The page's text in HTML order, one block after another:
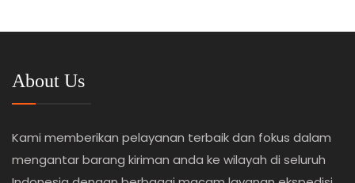
About Us
Kami memberikan pelayanan terbaik dan fokus dalam
mengantar barang kiriman anda ke wilayah di seluruh